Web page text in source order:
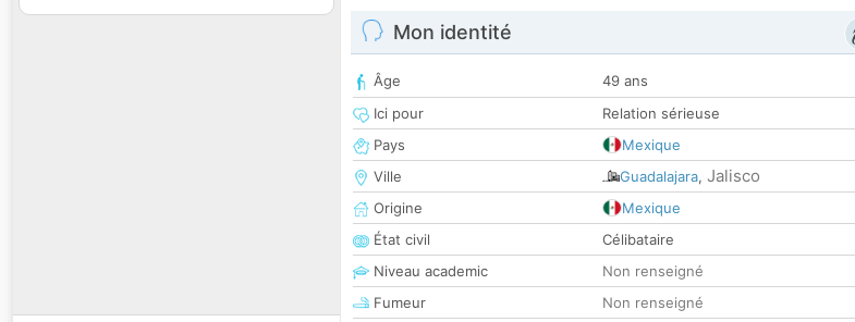
Mon identité
Âge
49 ans
Ici pour
Relation sérieuse
Pays
Mexique
Ville
Guadalajara, Jalisco
Origine
Mexique
État civil
Célibataire
Niveau academic
Non renseigné
Fumeur
Non renseigné